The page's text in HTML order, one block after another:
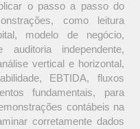
o passo a passo do
como leitura
modelo de negócio,
independente,
vertical e horizontal,
EBTIDA, fluxos
fundamentais, para
contábeis na
corretamente dados